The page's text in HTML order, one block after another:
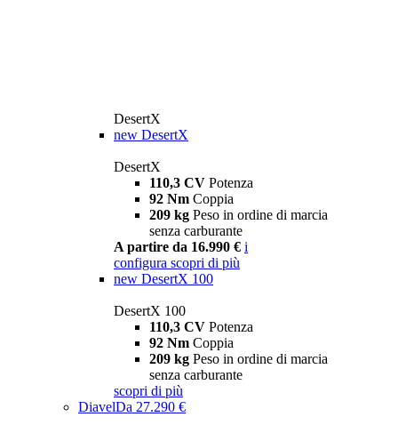
DesertX
new DesertX
DesertX
110,3 CV Potenza
92 Nm Coppia
209 kg Peso in ordine di marcia
senza carburante
A partire da 16.990 € i
configura scopri di più
new DesertX 100
DesertX 100
110,3 CV Potenza
92 Nm Coppia
209 kg Peso in ordine di marcia
senza carburante
scopri di più
DiavelDa 27.290 €